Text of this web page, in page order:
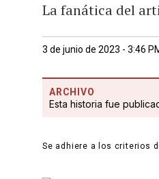
La fanática del
3 de junio de 2023 - 3:46
ARCHIVO
Esta historia fue
Se adhiere a los criterios